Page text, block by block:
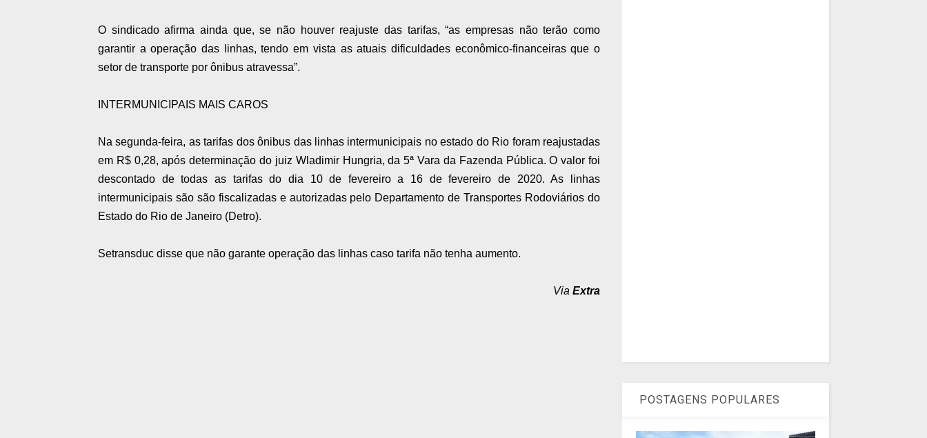
O sindicado afirma ainda que, se não houver reajuste das tarifas, “as empresas não terão como
garantir a operação das linhas, tendo em vista as atuais dificuldades econômico-financeiras que o
setor de transporte por ônibus atravessa”.
INTERMUNICIPAIS MAIS CAROS
Na segunda-feira, as tarifas dos ônibus das linhas intermunicipais no estado do Rio foram reajustadas
em R$ 0,28, após determinação do juiz Wladimir Hungria, da 5ª Vara da Fazenda Pública. O valor foi
descontado de todas as tarifas do dia 10 de fevereiro a 16 de fevereiro de 2020. As linhas
intermunicipais são são fiscalizadas e autorizadas pelo Departamento de Transportes Rodoviários do
Estado do Rio de Janeiro (Detro).
Setransduc disse que não garante operação das linhas caso tarifa não tenha aumento.
Via Extra
POSTAGENS POPULARES